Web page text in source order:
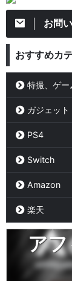
お問
おすすめカ
特撮、ゲー
ガジェット
PS4
Switch
Amazon
楽天
ア